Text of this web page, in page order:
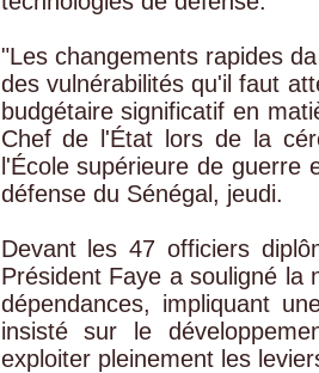
"Les changements rapides
des vulnérabilités qu'il faut
budgétaire significatif en
Chef de l'État lors de la
l'École supérieure de guerre
défense du Sénégal, jeudi.
Devant les 47 officiers
Président Faye a souligné la
dépendances, impliquant
insisté sur le
exploiter pleinement les